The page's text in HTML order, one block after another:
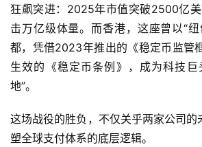
狂飙突进：2025年市值突破2500亿
击万亿级体量。而香港，这座曾以“
都，凭借2023年推出的《稳定币监管
生效的《稳定币条例》，成为科技巨
地”。
这场战役的胜负，不仅关乎两家公司的
塑全球支付体系的底层逻辑。